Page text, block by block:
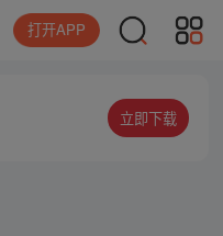
打开APP
立即下载